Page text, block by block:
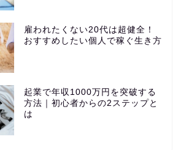
雇われたくない20代は超健全！
おすすめしたい個人で稼ぐ生き方
起業で年収1000万円を突破する
方法｜初心者からの2ステップと
は